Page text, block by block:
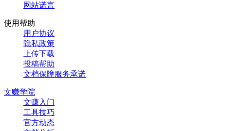
网站诺言
使用帮助
用户协议
隐私政策
上传下载
投稿帮助
文档保障服务承诺
文赚学院
文赚入门
工具技巧
官方动态